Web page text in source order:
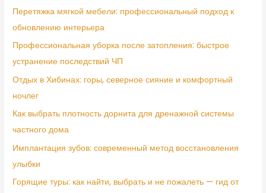
Перетяжка мягкой мебели: профессиональный подход к
обновлению интерьера
Профессиональная уборка после затопления: быстрое
устранение последствий ЧП
Отдых в Хибинах: горы, северное сияние и комфортный
ночлег
Как выбрать плотность дорнита для дренажной системы
частного дома
Имплантация зубов: современный метод восстановления
улыбки
Горящие туры: как найти, выбрать и не пожалеть — гид от